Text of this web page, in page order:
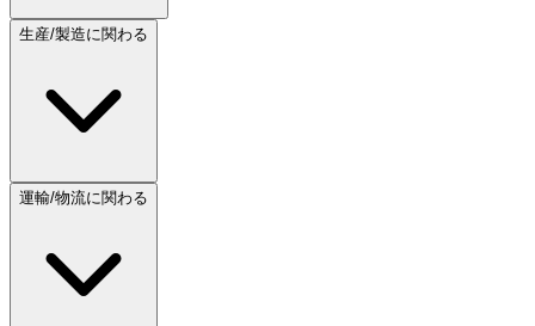
生産/製造に関わる
運輸/物流に関わる